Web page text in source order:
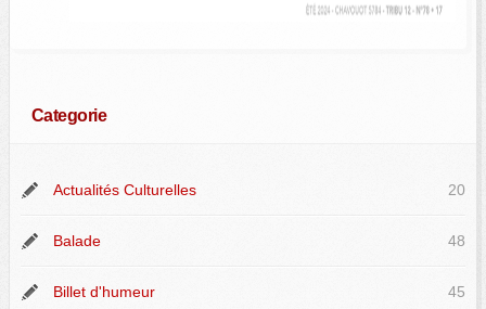
Categorie
Actualités Culturelles 20
Balade 48
Billet d'humeur 45